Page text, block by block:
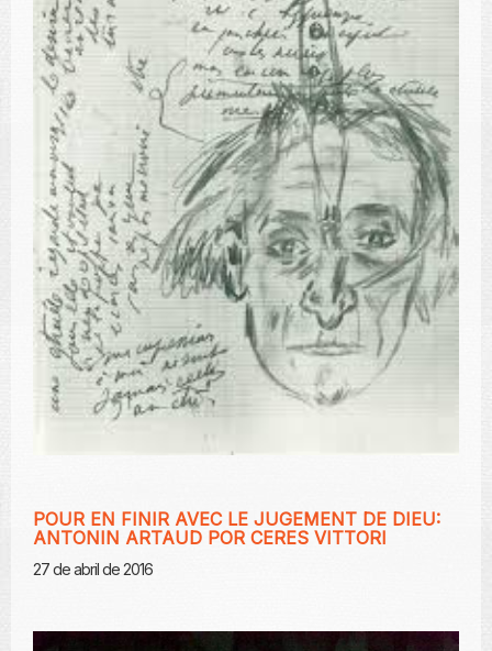
POUR EN FINIR AVEC LE JUGEMENT DE DIEU:
ANTONIN ARTAUD POR CERES VITTORI
27 de abril de 2016